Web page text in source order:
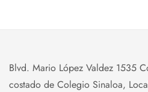
Blvd. Mario López Valdez 1535
costado de Colegio Sinaloa,